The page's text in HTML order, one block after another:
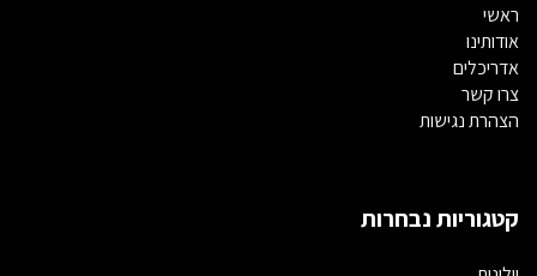
ראשי
אודותינו
אדריכלים
צרו קשר
הצהרת נגישות
קטגוריות נבחרות